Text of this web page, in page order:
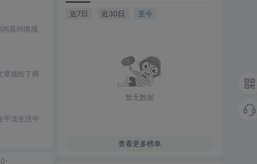
晨间情感
章描绘了两
平淡生活中
近7日 近30日 至今
暂无数据
查看更多榜单